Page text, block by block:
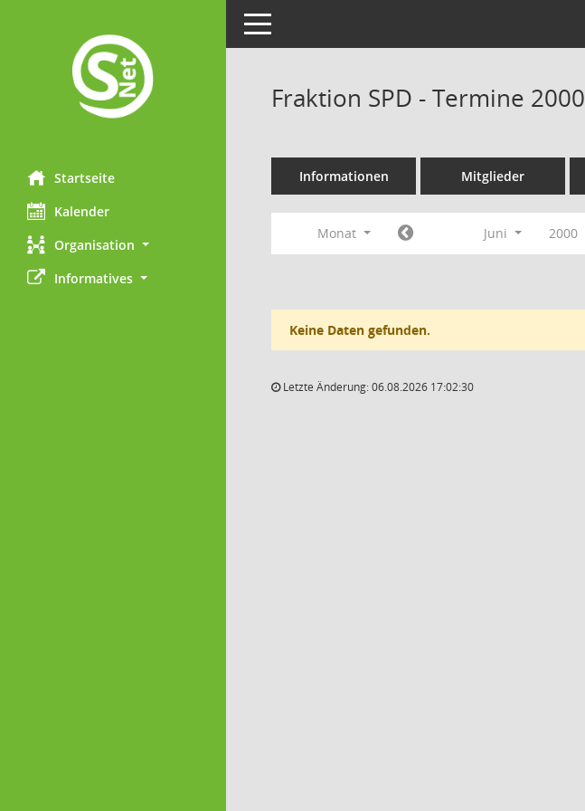
Startseite
Kalender
Organisation
Informatives
Toggle navigation
Fraktion SPD - Termine 2000
Informationen Mitglieder
Monat Juni 2000
Keine Daten gefunden.
Letzte Änderung: 06.08.2026 17:02:30